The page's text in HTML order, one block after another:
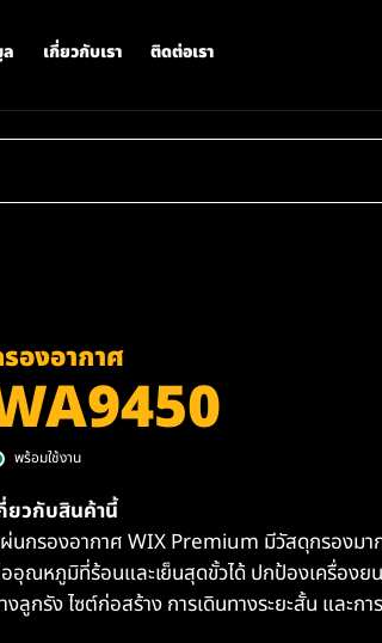
เกี่ยวกับเรา ติดต่อเรา
องอากาศ
พร้อมใช้งาน
ยวกับสินค้านี้
นกรองอากาศ WIX Premium มีวัสดุกรองมา
อุณหภูมิที่ร้อนและเย็นสุดขั้วได้ ปกป้องเครื่องย
งลูกรัง ไซต์ก่อสร้าง การเดินทางระยะสั้น และกา